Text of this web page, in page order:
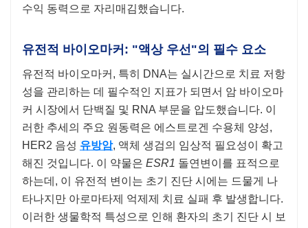
수익 동력으로 자리매김했습니다.
유전적 바이오마커: "액상 우선"의 필수 요소
유전적 바이오마커, 특히 DNA는 실시간으로 치료 저항
성을 관리하는 데 필수적인 지표가 되면서 암 바이오마
커 시장에서 단백질 및 RNA 부문을 압도했습니다. 이
러한 추세의 주요 원동력은 에스트로겐 수용체 양성,
HER2 음성 유방암, 액체 생검의 임상적 필요성이 확고
해진 것입니다. 이 약물은 ESR1 돌연변이를 표적으로
하는데, 이 유전적 변이는 초기 진단 시에는 드물게 나
타나지만 아로마타제 억제제 치료 실패 후 발생합니다.
이러한 생물학적 특성으로 인해 환자의 초기 진단 시 보